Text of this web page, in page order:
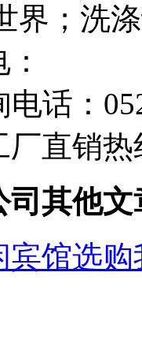
界；洗
话：
直销热
司其他文
宾馆选